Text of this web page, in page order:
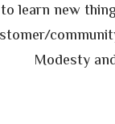
learn new
Modesty